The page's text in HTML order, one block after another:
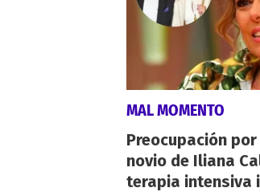
MAL MOMENTO
Preocupación
novio de Iliana
terapia intensiva